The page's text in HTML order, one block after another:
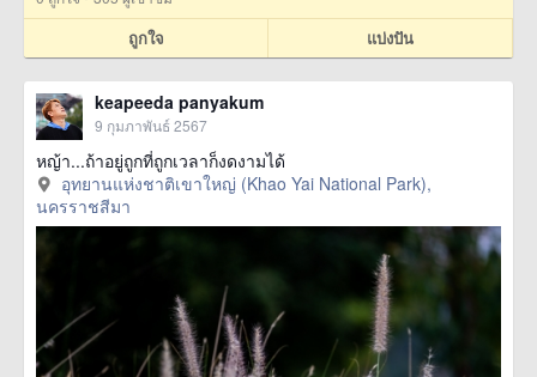
ถูกใจ แบ่งปัน
keapeeda panyakum
9 กุมภาพันธ์ 2567
หญ้า...ถ้าอยู่ถูกที่ถูกเวลาก็งดงามได้
อุทยานแห่งชาติเขาใหญ่ (Khao Yai National Park),
นครราชสีมา